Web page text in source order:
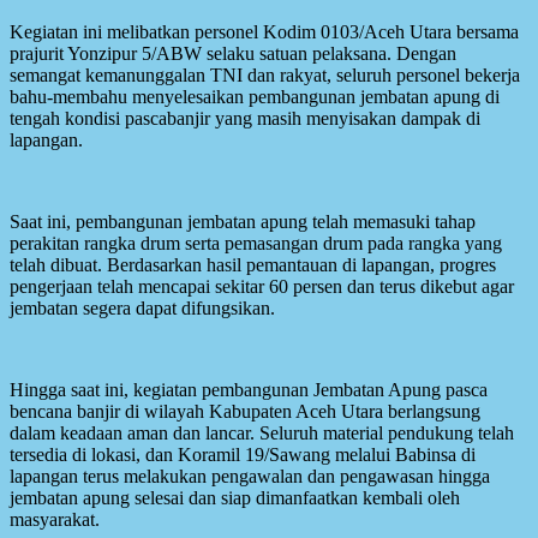
Kegiatan ini melibatkan personel Kodim 0103/Aceh Utara bersama
prajurit Yonzipur 5/ABW selaku satuan pelaksana. Dengan
semangat kemanunggalan TNI dan rakyat, seluruh personel bekerja
bahu-membahu menyelesaikan pembangunan jembatan apung di
tengah kondisi pascabanjir yang masih menyisakan dampak di
lapangan.
Saat ini, pembangunan jembatan apung telah memasuki tahap
perakitan rangka drum serta pemasangan drum pada rangka yang
telah dibuat. Berdasarkan hasil pemantauan di lapangan, progres
pengerjaan telah mencapai sekitar 60 persen dan terus dikebut agar
jembatan segera dapat difungsikan.
Hingga saat ini, kegiatan pembangunan Jembatan Apung pasca
bencana banjir di wilayah Kabupaten Aceh Utara berlangsung
dalam keadaan aman dan lancar. Seluruh material pendukung telah
tersedia di lokasi, dan Koramil 19/Sawang melalui Babinsa di
lapangan terus melakukan pengawalan dan pengawasan hingga
jembatan apung selesai dan siap dimanfaatkan kembali oleh
masyarakat.